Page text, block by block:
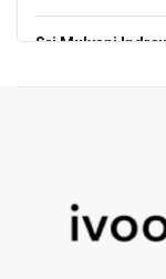
Sri Mulyani
Dari Literasi
Kemenag
Islam, Dapat